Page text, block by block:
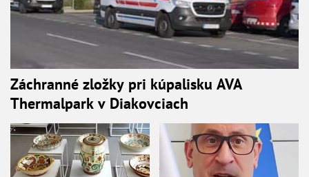
Záchranné zložky pri kúpalisku AVA
Thermalpark v Diakovciach